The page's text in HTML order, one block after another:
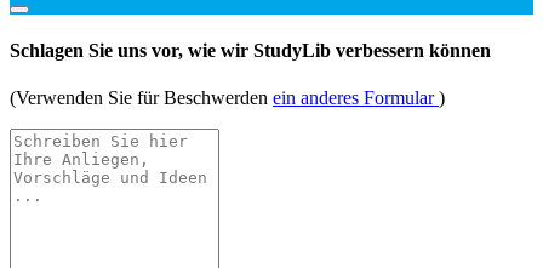
Schlagen Sie uns vor, wie wir StudyLib verbessern können
(Verwenden Sie für Beschwerden ein anderes Formular)